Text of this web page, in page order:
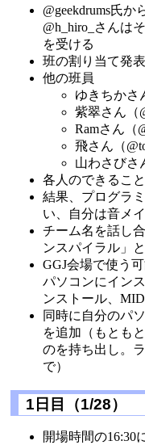
@geekdrums氏か
@h_hiro_さんは
を受ける
班の割り当て発
他の班員
ゆきちかさ
紫翠さん（
Ramさん（
飛さん（
山わさびさ
各人のできるこ
結果、プログラ
い、自分は音メ
チーム名を話し
ンスパイラル」
GGJ会場で使う
パソコンにイン
ンストール、
同時に自分のパ
を追加（もとも
のを持ち出し。
で）
1日目（1/28）
開場時間の16:30